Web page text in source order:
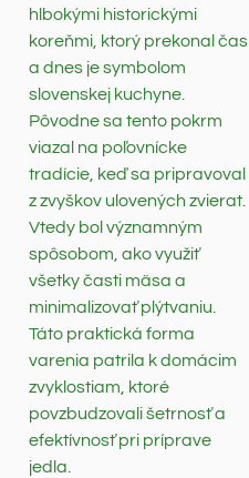
hlbokými historickými
koreňmi, ktorý prekonal čas
a dnes je symbolom
slovenskej kuchyne.
Pôvodne sa tento pokrm
viazal na poľovnícke
tradície, keď sa pripravoval
z zvyškov ulovených zvierat.
Vtedy bol významným
spôsobom, ako využiť
všetky časti mäsa a
minimalizovať plýtvaniu.
Táto praktická forma
varenia patrila k domácim
zvyklostiam, ktoré
povzbudzovali šetrnosť a
efektívnosť pri príprave
jedla.